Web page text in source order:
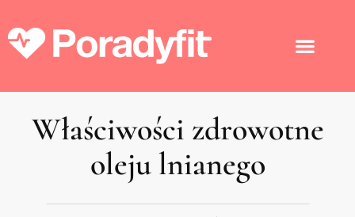
Właściwości zdrowotne
oleju lnianego